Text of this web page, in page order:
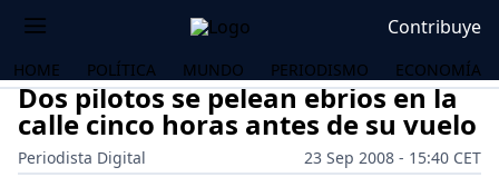
Contribuye
HOME POLÍTICA MUNDO PERIODISMO ECONOMÍA
Dos pilotos se pelean ebrios en la
calle cinco horas antes de su vuelo
Periodista Digital
23 Sep 2008 - 15:40 CET